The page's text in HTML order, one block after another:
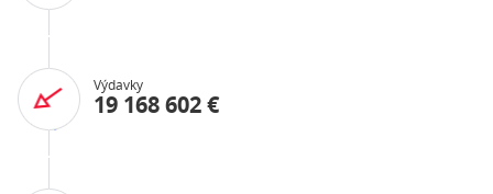
Výdavky
19 168 602 €